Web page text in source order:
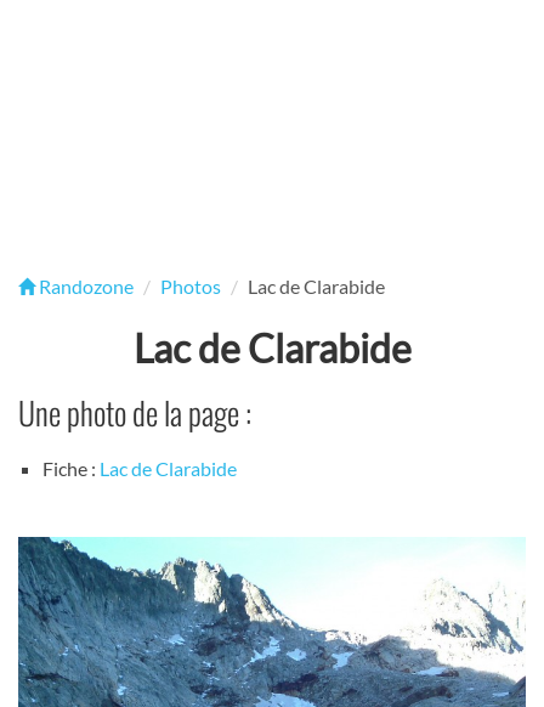
Randozone Photos Lac de Clarabide
Lac de Clarabide
Une photo de la page :
Fiche : Lac de Clarabide